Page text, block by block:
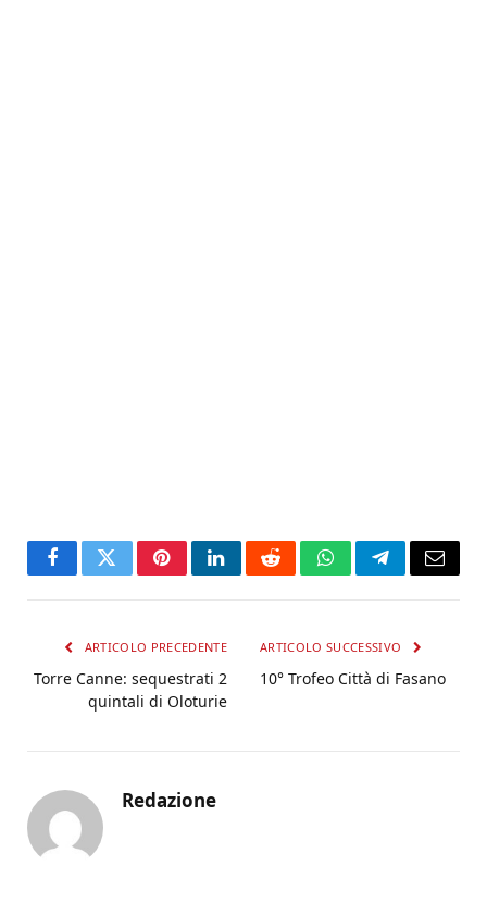
FacebookTwitterPinterestLinkedInRedditWhatsAppTelegramEmail
ARTICOLO PRECEDENTE
Torre Canne: sequestrati 2
quintali di Oloturie
ARTICOLO SUCCESSIVO
10° Trofeo Città di Fasano
Redazione